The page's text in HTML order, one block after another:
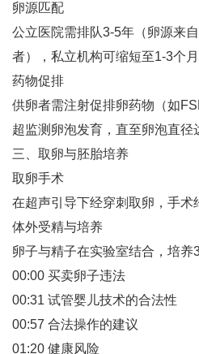
卵源匹配‌
公立医院需排队3-5年（卵源来
者），私立机构可缩短至1-3个月‌
药物促排‌
供卵者需注射促排卵药物（如
超监测卵泡发育，直至卵泡直径
三、取卵与胚胎培养
取卵手术‌
在超声引导下经穿刺取卵，手术
体外受精与培养‌
卵子与精子在实验室结合，培养
00:00 买卖卵子违法
00:31 试管婴儿技术的合法性
00:57 合法操作的建议
01:20 健康风险